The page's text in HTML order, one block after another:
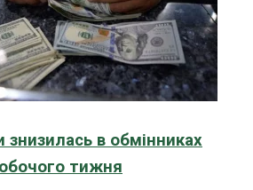
знизилась в обмінниках
тижня